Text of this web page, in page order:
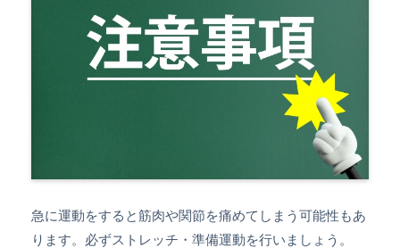
急に運動をすると筋肉や関節を痛めてしまう可能性もあ
ります。必ずストレッチ・準備運動を行いましょう。